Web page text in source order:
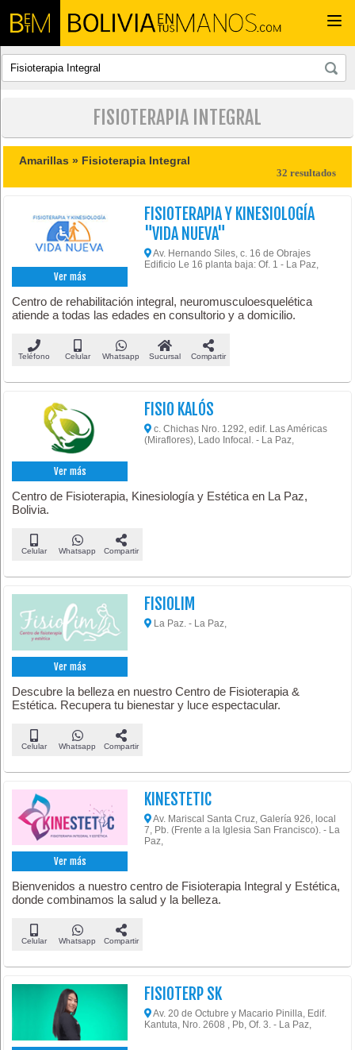
FISIOTERAPIA INTEGRAL
Amarillas » Fisioterapia Integral
32 resultados
Ver más
FISIOTERAPIA Y KINESIOLOGÍA
"VIDA NUEVA"
Av. Hernando Siles, c. 16 de Obrajes
Edificio Le 16 planta baja: Of. 1 - La Paz,
Centro de rehabilitación integral, neuromusculoesquelética
atiende a todas las edades en consultorio y a domicilio.
Teléfono Celular Whatsapp Sucursal Compartir
Ver más
FISIO KALÓS
c. Chichas Nro. 1292, edif. Las Américas
(Miraflores), Lado Infocal. - La Paz,
Centro de Fisioterapia, Kinesiología y Estética en La Paz,
Bolivia.
Celular Whatsapp Compartir
Ver más
FISIOLIM
La Paz. - La Paz,
Descubre la belleza en nuestro Centro de Fisioterapia &
Estética. Recupera tu bienestar y luce espectacular.
Celular Whatsapp Compartir
Ver más
KINESTETIC
Av. Mariscal Santa Cruz, Galería 926, local
7, Pb. (Frente a la Iglesia San Francisco). - La
Paz,
Bienvenidos a nuestro centro de Fisioterapia Integral y Estética,
donde combinamos la salud y la belleza.
Celular Whatsapp Compartir
FISIOTERP SK
Av. 20 de Octubre y Macario Pinilla, Edif.
Kantuta, Nro. 2608 , Pb, Of. 3. - La Paz,